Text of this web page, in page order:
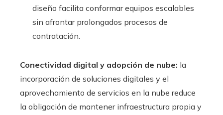
diseño facilita conformar equipos escalables
sin afrontar prolongados procesos de
contratación.
Conectividad digital y adopción de nube: la
incorporación de soluciones digitales y el
aprovechamiento de servicios en la nube reduce
la obligación de mantener infraestructura propia y